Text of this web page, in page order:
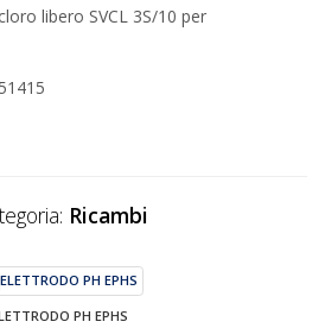
libero SVCL 3S/10 per
51415
Ricambi
PH EPHS